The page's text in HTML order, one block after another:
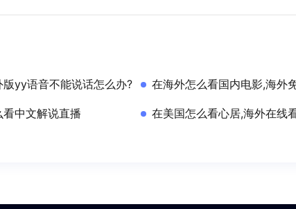
yy语音不能说话怎么办? 在海外怎么看国内电影,海外
中文解说直播 在美国怎么看心居,海外在线